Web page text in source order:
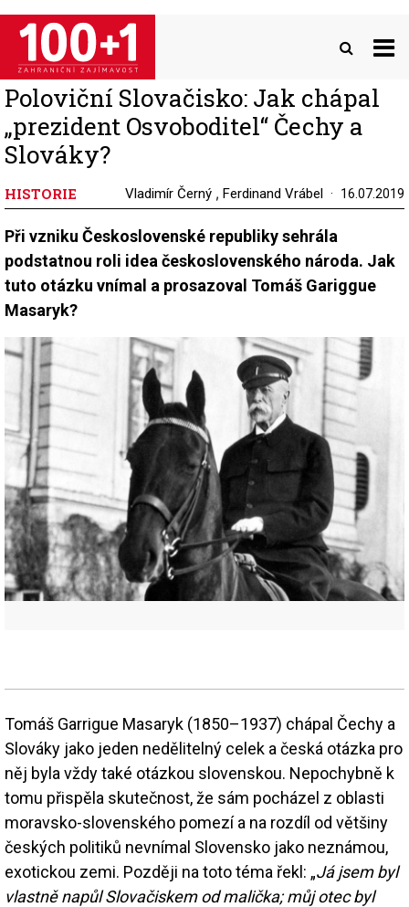
Přejít
hlavnímu
obsahu
Poloviční Slovačisko: Jak chápal
„prezident Osvoboditel“ Čechy a
Slováky?
HISTORIE Vladimír Černý , Ferdinand Vrábel 16.07.2019
Při vzniku Československé republiky sehrála
podstatnou roli idea československého národa. Jak
tuto otázku vnímal a prosazoval Tomáš Gariggue
Masaryk?
Tomáš Garrigue Masaryk (1850–1937) chápal Čechy a
Slováky jako jeden nedělitelný celek a česká otázka pro
něj byla vždy také otázkou slovenskou. Nepochybně k
tomu přispěla skutečnost, že sám pocházel z oblasti
moravsko-slovenského pomezí a na rozdíl od většiny
českých politiků nevnímal Slovensko jako neznámou,
exotickou zemi. Později na toto téma řekl: „Já jsem byl
vlastně napůl Slovačiskem od malička; můj otec byl